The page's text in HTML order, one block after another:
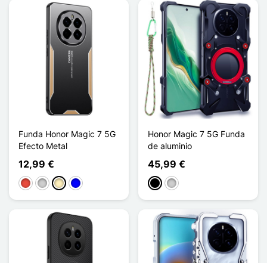
Funda Honor Magic 7 5G
Efecto Metal
12,99 €
RojoPlataOro Azul
Honor Magic 7 5G Funda
de aluminio
45,99 €
NegroPlata